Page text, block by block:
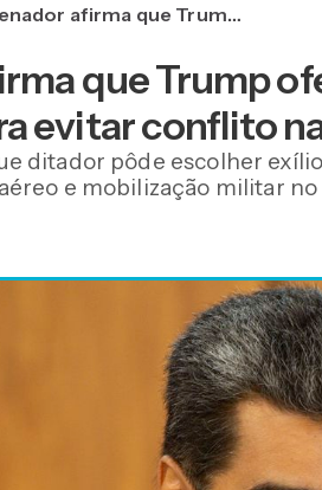
afirma que Trump
a Maduro para
conflito na
que Trump
evitar conflito
ditador pôde escolher
e mobilização militar